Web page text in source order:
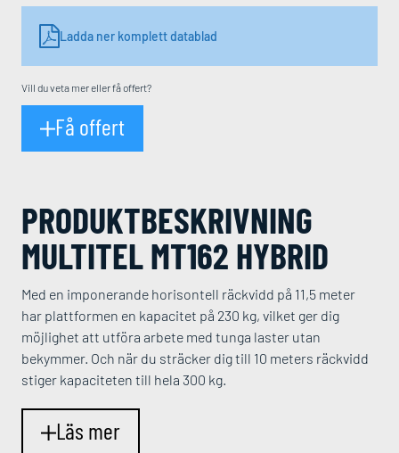
Ladda ner komplett datablad
Vill du veta mer eller få offert?
Få offert
PRODUKT­BESKRIVNING
MULTITEL MT162 HYBRID
Med en imponerande horisontell räckvidd på 11,5 meter
har plattformen en kapacitet på 230 kg, vilket ger dig
möjlighet att utföra arbete med tunga laster utan
bekymmer. Och när du sträcker dig till 10 meters räckvidd
stiger kapaciteten till hela 300 kg.
Läs mer